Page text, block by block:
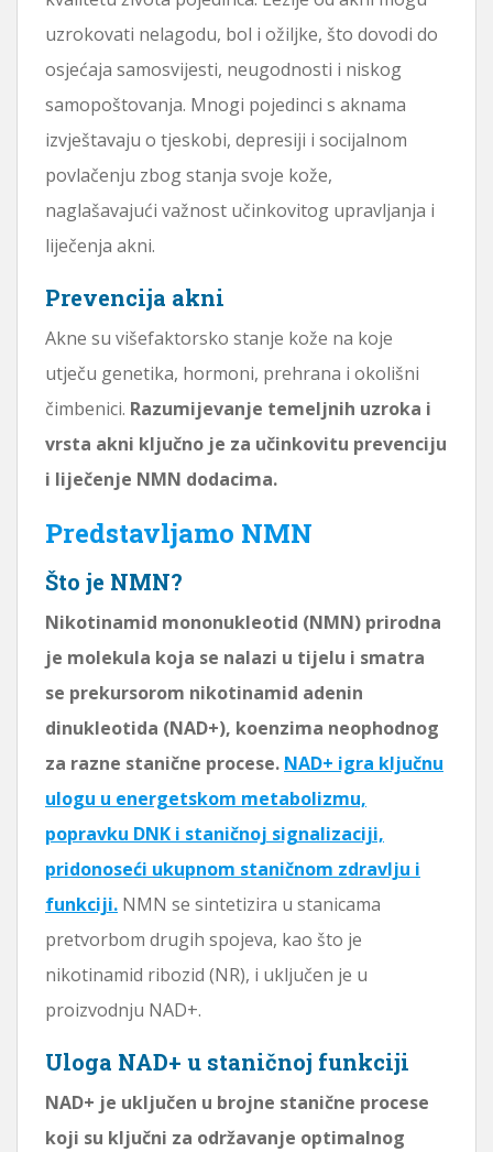
uzrokovati nelagodu, bol i ožiljke, što dovodi do
osjećaja samosvijesti, neugodnosti i niskog
samopoštovanja. Mnogi pojedinci s aknama
izvještavaju o tjeskobi, depresiji i socijalnom
povlačenju zbog stanja svoje kože,
naglašavajući važnost učinkovitog upravljanja i
liječenja akni.
Prevencija akni
Akne su višefaktorsko stanje kože na koje
utječu genetika, hormoni, prehrana i okolišni
čimbenici. Razumijevanje temeljnih uzroka i
vrsta akni ključno je za učinkovitu prevenciju
i liječenje NMN dodacima.
Predstavljamo NMN
Što je NMN?
Nikotinamid mononukleotid (NMN) prirodna
je molekula koja se nalazi u tijelu i smatra
se prekursorom nikotinamid adenin
dinukleotida (NAD+), koenzima neophodnog
za razne stanične procese. NAD+ igra ključnu
ulogu u energetskom metabolizmu,
popravku DNK i staničnoj signalizaciji,
pridonoseći ukupnom staničnom zdravlju i
funkciji. NMN se sintetizira u stanicama
pretvorbom drugih spojeva, kao što je
nikotinamid ribozid (NR), i uključen je u
proizvodnju NAD+.
Uloga NAD+ u staničnoj funkciji
NAD+ je uključen u brojne stanične procese
koji su ključni za održavanje optimalnog